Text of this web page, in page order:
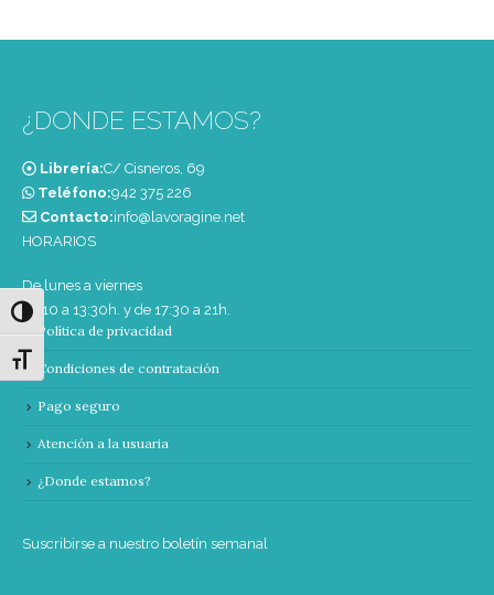
Alternar alto contraste
Alternar tamaño de letra
¿DONDE ESTAMOS?
Librería:C/ Cisneros, 69
Teléfono:‭942 375 226‬
Contacto:info@lavoragine.net
HORARIOS
De lunes a viernes
de 10 a 13:30h. y de 17:30 a 21h.
Política de privacidad
Condiciones de contratación
Pago seguro
Atención a la usuaria
¿Donde estamos?
Suscribirse a nuestro boletín semanal